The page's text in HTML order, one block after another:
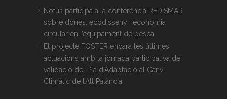
Notus participa a la conferència REDISMAR
sobre dones, ecodisseny i economia
circular en l’equipament de pesca
El projecte FOSTER encara les últimes
actuacions amb la jornada participativa de
validació del Pla d’Adaptació al Canvi
Climàtic de l’Alt Palància